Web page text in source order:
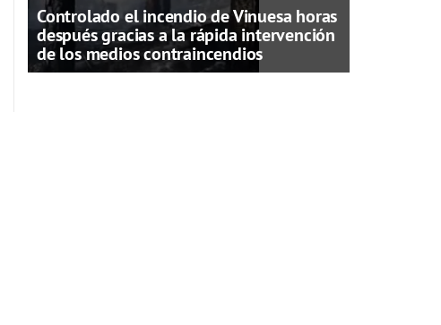
Controlado el incendio de Vinuesa horas
después gracias a la rápida intervención
de los medios contraincendios